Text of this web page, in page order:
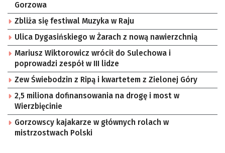
Gorzowa
Zbliża się festiwal Muzyka w Raju
Ulica Dygasińskiego w Żarach z nową nawierzchnią
Mariusz Wiktorowicz wrócił do Sulechowa i
poprowadzi zespół w III lidze
Zew Świebodzin z Ripą i kwartetem z Zielonej Góry
2,5 miliona dofinansowania na drogę i most w
Wierzbięcinie
Gorzowscy kajakarze w głównych rolach w
mistrzostwach Polski